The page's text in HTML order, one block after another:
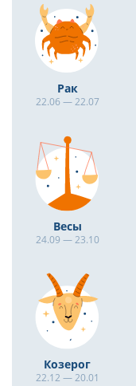
Рак
22.06 — 22.07
Весы
24.09 — 23.10
Козерог
22.12 — 20.01